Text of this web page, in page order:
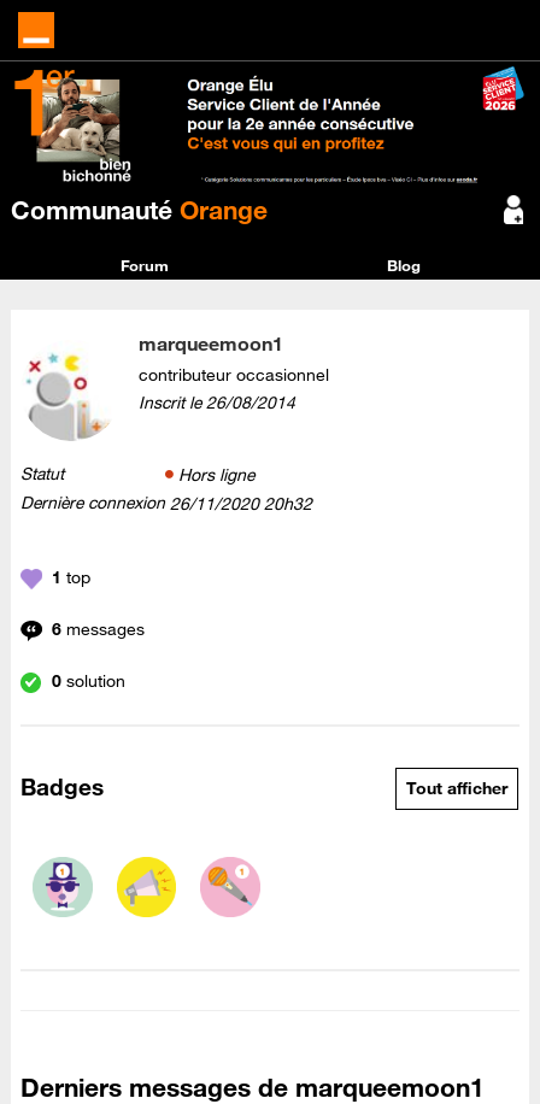
Communauté Orange
Forum Blog
marqueemoon1
contributeur occasionnel
Inscrit le‎26/08/2014
Statut
Hors ligne
Dernière connexion ‎26/11/2020 20h32
1 top
6 messages
0 solution
Badges Tout afficher
Derniers messages de marqueemoon1